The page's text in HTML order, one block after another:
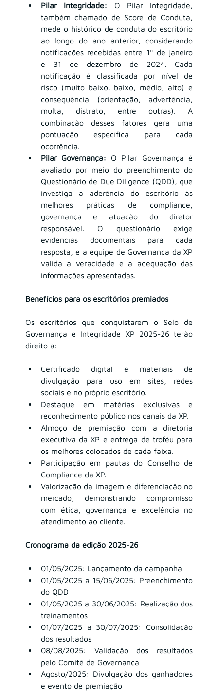
Pilar Integridade: O Pilar Integridade,
também chamado de Score de Conduta,
mede o histórico de conduta do escritório
ao longo do ano anterior, considerando
notificações recebidas entre 1º de janeiro
e 31 de dezembro de 2024. Cada
notificação é classificada por nível de
risco (muito baixo, baixo, médio, alto) e
consequência (orientação, advertência,
multa, distrato, entre outras). A
combinação desses fatores gera uma
pontuação específica para cada
ocorrência.
Pilar Governança: O Pilar Governança é
avaliado por meio do preenchimento do
Questionário de Due Diligence (QDD), que
investiga a aderência do escritório às
melhores práticas de compliance,
governança e atuação do diretor
responsável. O questionário exige
evidências documentais para cada
resposta, e a equipe de Governança da XP
valida a veracidade e a adequação das
informações apresentadas.
Benefícios para os escritórios premiados
Os escritórios que conquistarem o Selo de
Governança e Integridade XP 2025-26 terão
direito a:
Certificado digital e materiais de
divulgação para uso em sites, redes
sociais e no próprio escritório.
Destaque em matérias exclusivas e
reconhecimento público nos canais da XP.
Almoço de premiação com a diretoria
executiva da XP e entrega de troféu para
os melhores colocados de cada faixa.
Participação em pautas do Conselho de
Compliance da XP.
Valorização da imagem e diferenciação no
mercado, demonstrando compromisso
com ética, governança e excelência no
atendimento ao cliente.
Cronograma da edição 2025-26
01/05/2025: Lançamento da campanha
01/05/2025 a 15/06/2025: Preenchimento
do QDD
01/05/2025 a 30/06/2025: Realização dos
treinamentos
01/07/2025 a 30/07/2025: Consolidação
dos resultados
08/08/2025: Validação dos resultados
pelo Comitê de Governança
Agosto/2025: Divulgação dos ganhadores
e evento de premiação